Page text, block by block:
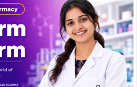
के कुलसचिव डॉ. याह्या मजूमदार
पार्टनरशिप (ईस्ट इंडिया एवं
ने संयुक्त रूप से हस्ताक्षर किए। इस
डीन (प्रशासन) डॉ. जे. राजेश और